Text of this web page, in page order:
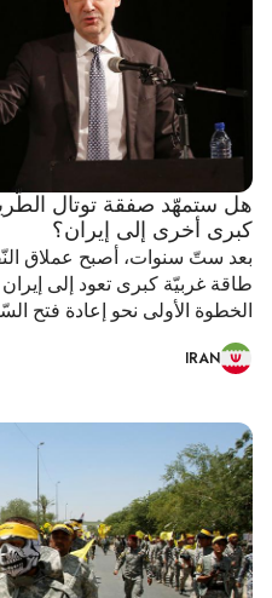
هل ستمهّد صفقة توتال
كبرى أخرى إلى إيران؟
بعد ستّ سنوات، أصبح عملاق
طاقة غربيّة كبرى تعود إلى
الخطوة الأولى نحو إعادة فتح
IRAN